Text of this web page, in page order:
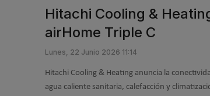
Hitachi Cooling &
airHome Triple C
Lunes, 22 Junio 2026 11:14
Hitachi Cooling & Heating anuncia la
agua caliente sanitaria, calefacción y